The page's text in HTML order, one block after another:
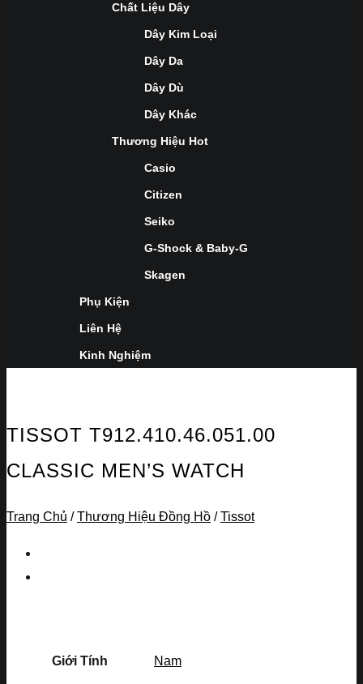
Chất Liệu Dây
Dây Kim Loại
Dây Da
Dây Dù
Dây Khác
Thương Hiệu Hot
Casio
Citizen
Seiko
G-Shock & Baby-G
Skagen
Phụ Kiện
Liên Hệ
Kinh Nghiệm
TISSOT T912.410.46.051.00
CLASSIC MEN’S WATCH
Trang Chủ / Thương Hiệu Đồng Hồ / Tissot
Giới Tính Nam